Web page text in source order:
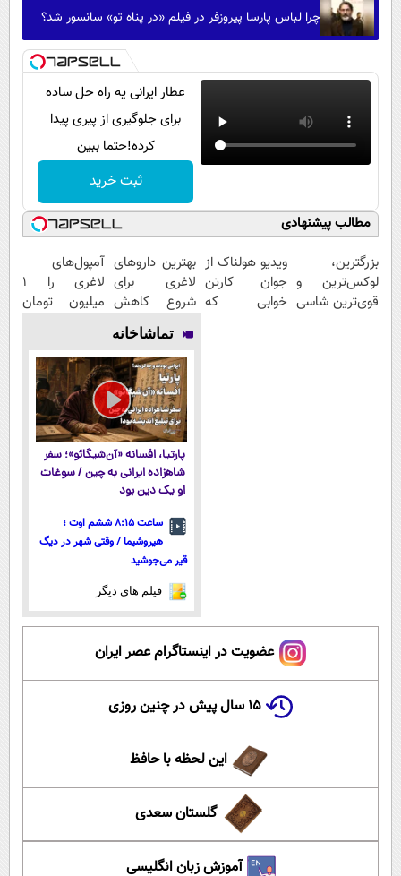
چرا لباس پارسا پیروزفر در فیلم «در پناه تو» سانسور شد؟
عطار ایرانی یه راه حل ساده
برای جلوگیری از پیری پیدا
کرده!حتما ببین
ثبت خرید
مطالب پیشنهادی
بزرگترین،
لوکس‌ترین و
قوی‌ترین شاسی
ویدیو هولناک از
جوان کارتن
خوابی که
بهترین داروهای
لاغری برای
شروع کاهش
وزن، ارسال از
داروخانه های
نزدیکت!
آمپول‌های
لاغری را ۱
میلیون تومان
تماشاخانه
پارتیا، افسانه «آن‌شیگائو»؛ سفر
شاهزاده ایرانی به چین / سوغات
او یک دین بود
ساعت ۸:۱۵ ششم اوت ؛
هیروشیما / وقتی شهر در دیگ
قیر می‌جوشید
فیلم های دیگر
عضویت در اینستاگرام عصر ایران
۱۵ سال پیش در چنین روزی
این لحظه با حافظ
گلستان سعدی
آموزش زبان انگلیسی